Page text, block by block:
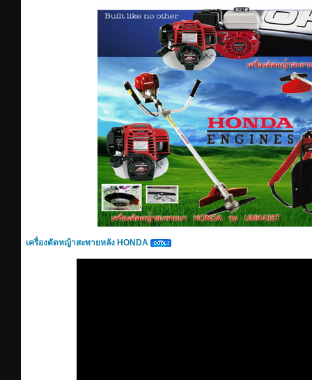
เครื่องตัดหญ้าสะพายหลัง HONDA